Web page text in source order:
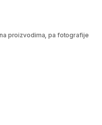
proizvodima, pa fotografije